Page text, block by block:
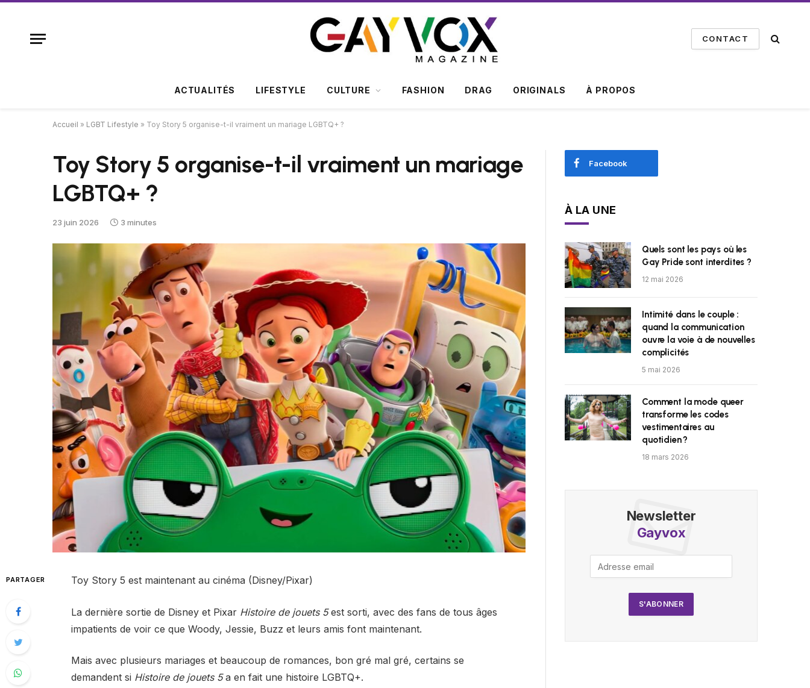
CONTACT
ACTUALITÉS LIFESTYLE CULTURE FASHION DRAG ORIGINALS À PROPOS
Accueil » LGBT Lifestyle » Toy Story 5 organise-t-il vraiment un mariage LGBTQ+ ?
Toy Story 5 organise-t-il vraiment un mariage
LGBTQ+ ?
23 juin 2026 3 minutes
PARTAGER Toy Story 5 est maintenant au cinéma (Disney/Pixar)
La dernière sortie de Disney et Pixar Histoire de jouets 5est sorti, avec des fans de tous âges
impatients de voir ce que Woody, Jessie, Buzz et leurs amis font maintenant.
Mais avec plusieurs mariages et beaucoup de romances, bon gré mal gré, certains se
demandent si Histoire de jouets 5a en fait une histoire LGBTQ+.
Facebook
À LA UNE
Quels sont les pays où les
Gay Pride sont interdites ?
12 mai 2026
Intimité dans le couple :
quand la communication
ouvre la voie à de nouvelles
complicités
5 mai 2026
Comment la mode queer
transforme les codes
vestimentaires au
quotidien ?
18 mars 2026
Newsletter
Gayvox